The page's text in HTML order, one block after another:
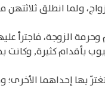
ولما انطلق ثلاثتهن
الزوجة، فاجترأ
بأقدام كثيرة, وكانت
بها إحداهما